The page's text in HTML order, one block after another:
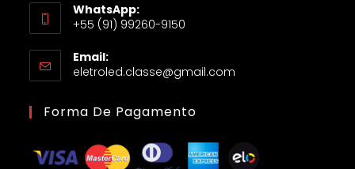
WhatsApp:
+55 (91) 99260-9150
Email:
eletroled.classe@gmail.com
Forma De Pagamento